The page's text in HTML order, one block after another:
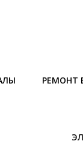
РЕМОНТ